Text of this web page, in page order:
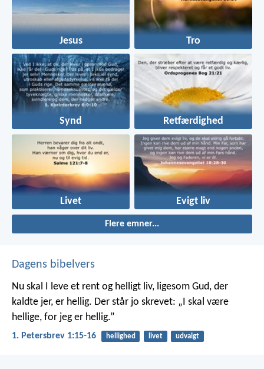
Jesus Tro
Synd Retfærdighed
Livet Evigt liv
Flere emner...
Dagens bibelvers
Nu skal I leve et rent og helligt liv, ligesom Gud, der
kaldte jer, er hellig. Der står jo skrevet: „I skal være
hellige, for jeg er hellig.”
1. Petersbrev 1:15-16 hellighed livet udvalgt